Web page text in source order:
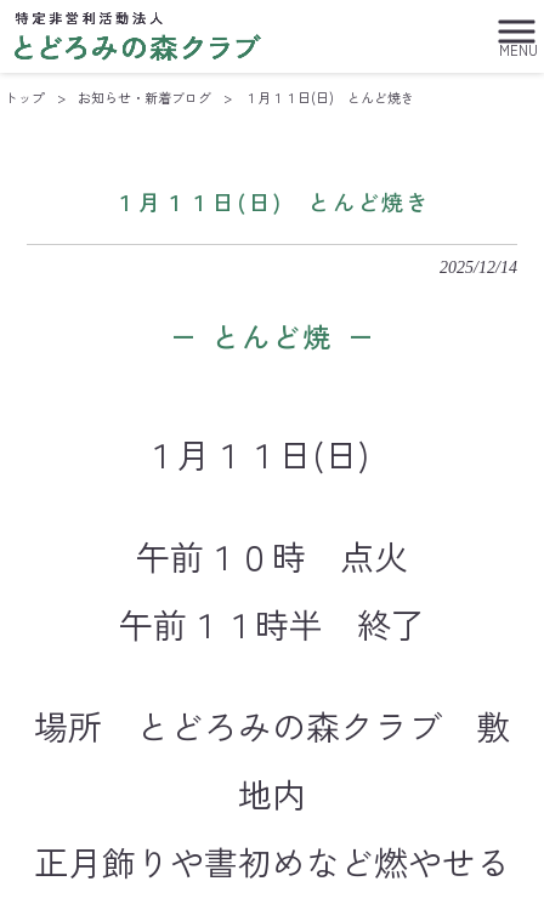
MENU
トップ > お知らせ・新着ブログ > １月１１日(日) とんど焼き
１月１１日(日) とんど焼き
2025/12/14
とんど焼
１月１１日(日)
午前１０時 点火
午前１１時半 終了
場所 とどろみの森クラブ 敷
地内
正月飾りや書初めなど燃やせる